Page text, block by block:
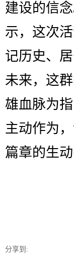
建设的信
示，这次
记历史、
未来，这
雄血脉为
主动作为
篇章的生
分享到: